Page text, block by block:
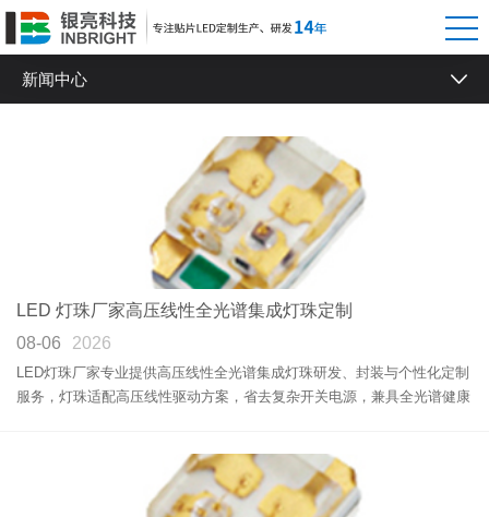
新闻中心
LED 灯珠厂家高压线性全光谱集成灯珠定制
08-06
2026
LED灯珠厂家专业提供高压线性全光谱集成灯珠研发、封装与个性化定制
服务，灯珠适配高压线性驱动方案，省去复杂开关电源，兼具全光谱健康